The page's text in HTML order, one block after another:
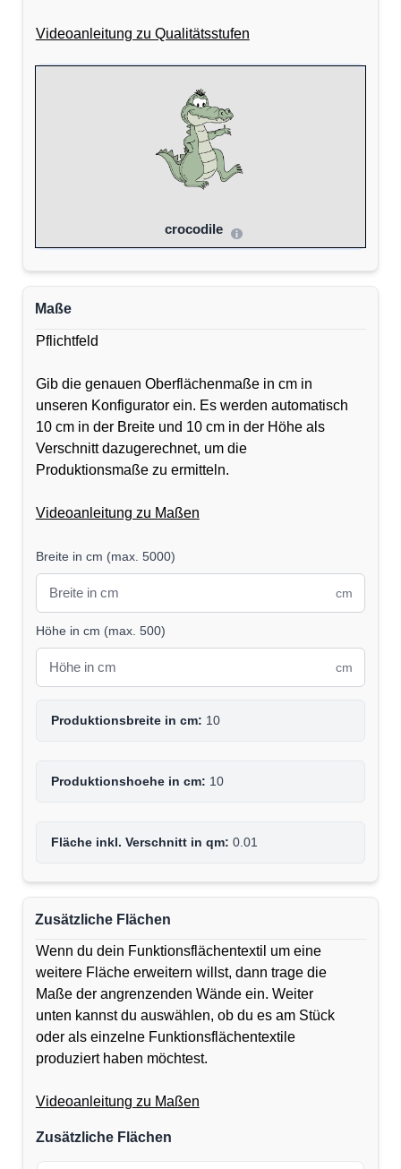
Videoanleitung zu Qualitätsstufen
crocodile
Maße
Pflichtfeld
Gib die genauen Oberflächenmaße in cm in
unseren Konfigurator ein. Es werden automatisch
10 cm in der Breite und 10 cm in der Höhe als
Verschnitt dazugerechnet, um die
Produktionsmaße zu ermitteln.
Videoanleitung zu Maßen
Breite in cm (max. 5000)
cm
Höhe in cm (max. 500)
cm
Produktionsbreite in cm: 10
Produktionshoehe in cm: 10
Fläche inkl. Verschnitt in qm: 0.01
Zusätzliche Flächen
Wenn du dein Funktionsflächentextil um eine
weitere Fläche erweitern willst, dann trage die
Maße der angrenzenden Wände ein. Weiter
unten kannst du auswählen, ob du es am Stück
oder als einzelne Funktionsflächentextile
produziert haben möchtest.
Videoanleitung zu Maßen
Zusätzliche Flächen